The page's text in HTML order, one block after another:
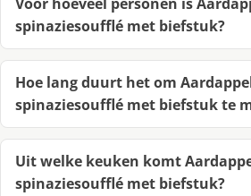
spinaziesoufflé met biefstuk?
Hoe lang duurt het om
spinaziesoufflé met biefstuk te
Uit welke keuken komt
spinaziesoufflé met biefstuk?